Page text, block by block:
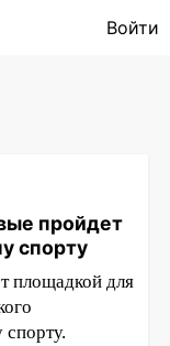
Войти
пройдет
спорту
площадкой для